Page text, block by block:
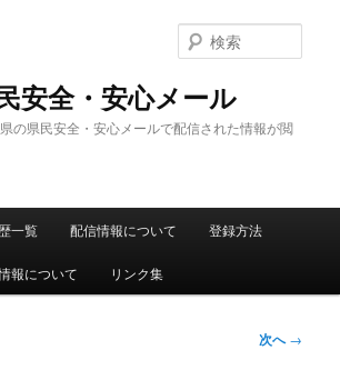
安全・安心メール
の県民安全・安心メールで配信された情報が閲
索
一覧 配信情報について 登録方法
報について リンク集
次へ→